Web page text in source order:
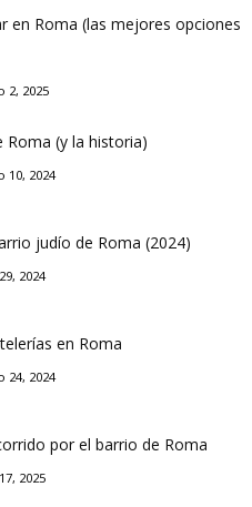
en Roma (las mejores opciones
2, 2025
Roma (y la historia)
2024
judío de Roma (2024)
2024
en Roma
2024
por el barrio de Roma
2025